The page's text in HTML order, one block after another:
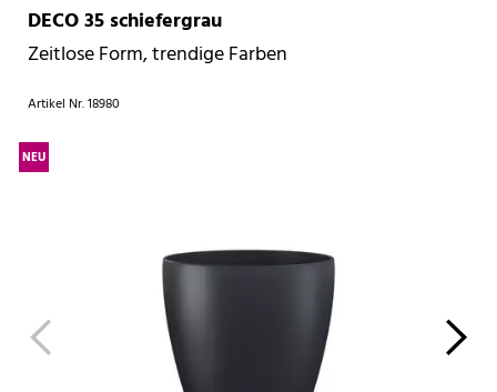
Suchen
DECO 35 schiefergrau
Zeitlose Form, trendige Farben
Artikel Nr.18980
NEU